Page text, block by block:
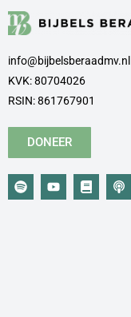
info@bijbelsberaadmv.nl
KVK: 80704026
RSIN: 861767901
DONEER